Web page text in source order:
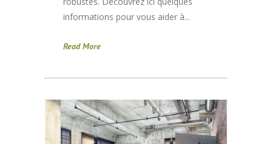
informations pour vous aider à...
Read More